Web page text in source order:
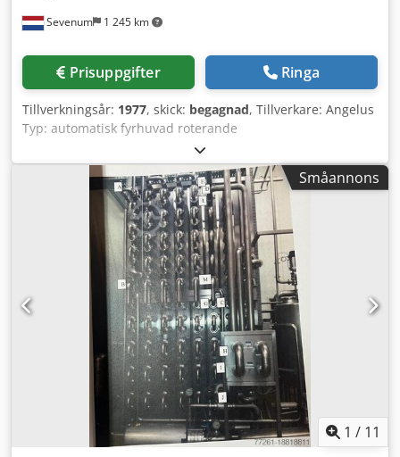
Sevenum 1 245 km
Prisuppgifter Ringa
Tillverkningsår: 1977, skick: begagnad, Tillverkare: Angelus
Typ: automatisk fyrhuvad roterande
burkförslutningsmaskin (första operationen) Modell: 40P
Serienummer: 96831077 Tillverkningsår: 1977 Ram:
lackerat mjukt stål Mått: L x B x H = 2500 x 1400 x 2200 mm
Kapacitet: upp till 12 000 burkar per timme Elanslutning:
380 Volt – 50 Hz – 4,0 kW Egenskaper: skivmatning
Csdpfxsiauldo Af Reha rem-/remhjulsstyrd
varvtalsreglering maskinen är utrustad med lockmagasin
Verktygsuppsättning: burkstorlek 99 mm
Småannons
1 / 11